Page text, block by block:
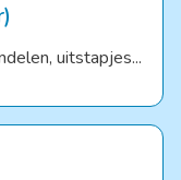
uitstapjes...